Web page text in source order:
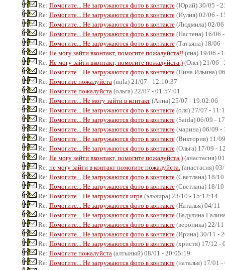
Re: Помогите... Не загружаются фото в контакте(Юрий) 30/05 -
Re: Помогите... Не загружаются фото в контакте(Иулия) 02/06 -
Re: Помогите... Не загружаются фото в контакте(Людмила) 02/06
Re: Помогите... Не загружаются фото в контакте(Настена) 16/06
Re: Помогите... Не загружаются фото в контакте(Татьяна) 18/06
Re: Не могу зайти вконтакт, помогите пожалуйста!! (яна) 19/06 -
Re: Не могу зайти вконтакт, помогите пожалуйста.)(Олег) 21/06 -
Re: Помогите... Не загружаются фото в контакте(Нина Ильина)
Re: Помогите пожалуйста (mila) 21/07 - 12:10:37
Re: Помогите пожалуйста (ольга) 22/07 - 01:57:01
Re: Помогите... Не могу зайти в контакт(Анна) 25/07 - 19:02:06
Re: Помогите... Не загружаются фото в контакте(оля) 27/07 -
Re: Помогите... Не загружаются фото в контакте(Saida) 06/09 -
Re: Помогите... Не загружаются фото в контакте(марина) 06/09 -
Re: Помогите... Не загружаются фото в контакте(Виктория) 11/
Re: Помогите... Не загружаются фото в контакте(Ольга) 17/09 -
Re: Не могу зайти вконтакт, помогите пожалуйста.)(анастасия)
Re: не могу зайти в контакт помогите пожалуйста. (анастасия)
Re: Помогите... Не загружаются фото в контакте(Светлана) 18/
Re: Помогите... Не загружаются фото в контакте(Светлана) 18/
Re: Помогите... Не загружаются игра (эльвира) 23/10 - 15:12:14
Re: Помогите... Не загружаются фото в контакте(Наталья) 04/11
Re: Помогите... Не загружаются фото в контакте(Бадулина
Re: Помогите... Не загружаются фото в контакте(вероника) 22/
Re: Помогите... Не загружаются фото в контакте(Ирина) 30/11 -
Re: Помогите... Не загружаются фото в контакте(христя) 17/12 -
Re: Помогите пожалуйста (алтыный) 08/01 - 20:05:19
Re: Помогите... Не загружаются фото в контакте(наталья) 17/01